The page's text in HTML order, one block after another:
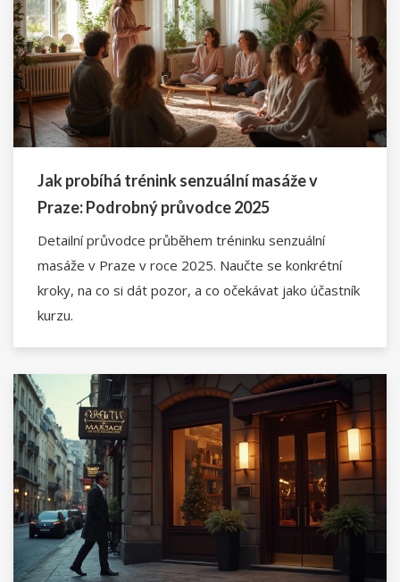
Jak probíhá trénink senzuální masáže v
Praze: Podrobný průvodce 2025
Detailní průvodce průběhem tréninku senzuální
masáže v Praze v roce 2025. Naučte se konkrétní
kroky, na co si dát pozor, a co očekávat jako účastník
kurzu.